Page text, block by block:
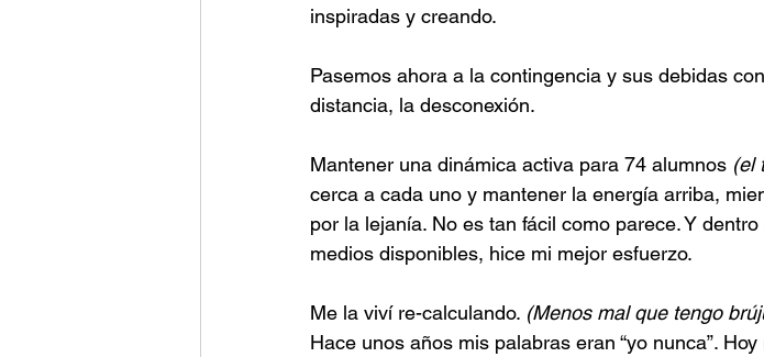
inspiradas y creando.
Pasemos ahora a la contingencia y sus debidas
distancia, la desconexión.
Mantener una dinámica activa para 74 alumnos (el
cerca a cada uno y mantener la energía arriba,
por la lejanía. No es tan fácil como parece. Y
medios disponibles, hice mi mejor esfuerzo.
Me la viví re-calculando. (Menos mal que tengo
Hace unos años mis palabras eran “yo nunca”.